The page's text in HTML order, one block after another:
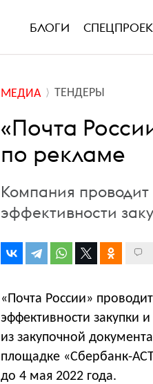
БЛОГИ
МЕДИА ТЕНДЕРЫ
«Почта
по рекламе
Компания проводит
эффективности
«Почта России»
эффективности закупки
из закупочной
площадке «Сбербанк-
до 4 мая 2022 года.